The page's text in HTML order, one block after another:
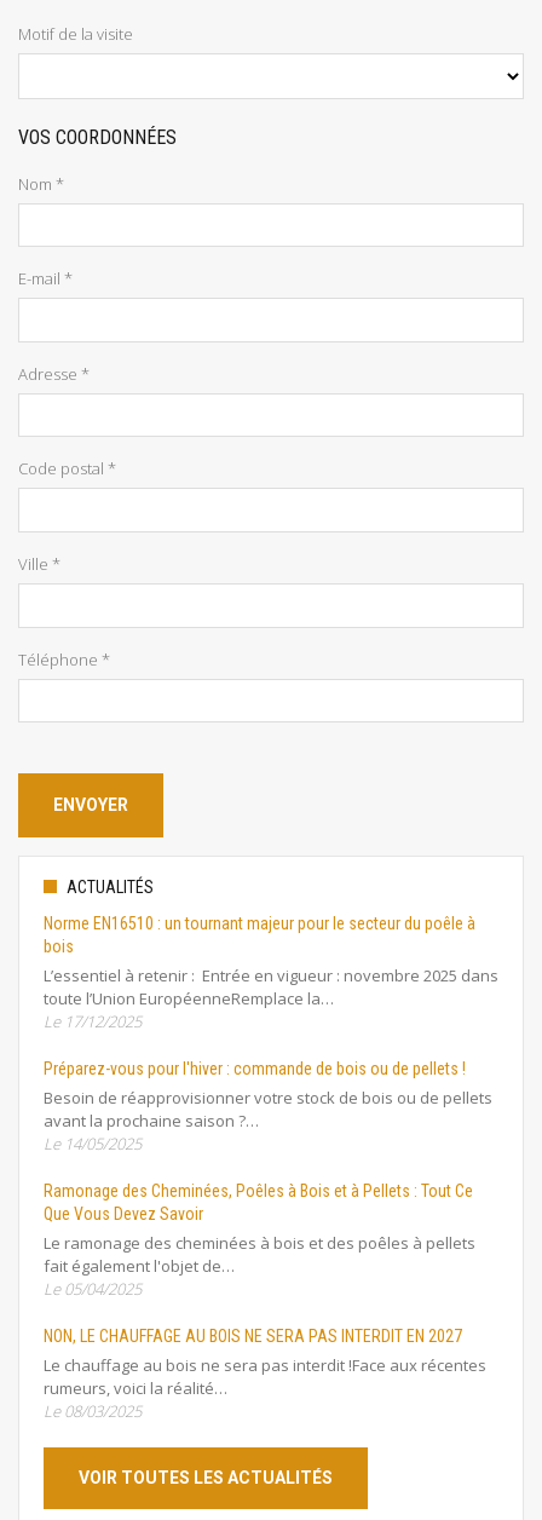
Motif de la visite
VOS COORDONNÉES
Nom *
E-mail *
Adresse *
Code postal *
Ville *
Téléphone *
ACTUALITÉS
Norme EN16510 : un tournant majeur pour le secteur du poêle à
bois
L’essentiel à retenir : Entrée en vigueur : novembre 2025 dans
toute l’Union EuropéenneRemplace la…
Le 17/12/2025
Préparez-vous pour l'hiver : commande de bois ou de pellets !
Besoin de réapprovisionner votre stock de bois ou de pellets
avant la prochaine saison ?…
Le 14/05/2025
Ramonage des Cheminées, Poêles à Bois et à Pellets : Tout Ce
Que Vous Devez Savoir
Le ramonage des cheminées à bois et des poêles à pellets
fait également l'objet de…
Le 05/04/2025
NON, LE CHAUFFAGE AU BOIS NE SERA PAS INTERDIT EN 2027
Le chauffage au bois ne sera pas interdit !Face aux récentes
rumeurs, voici la réalité…
Le 08/03/2025
VOIR TOUTES LES ACTUALITÉS